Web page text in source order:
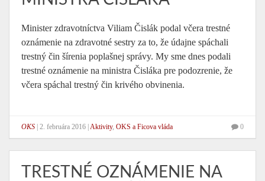
Minister zdravotníctva Viliam Čislák podal včera trestné
oznámenie na zdravotné sestry za to, že údajne spáchali
trestný čin šírenia poplašnej správy. My sme dnes podali
trestné oznámenie na ministra Čisláka pre podozrenie, že
včera spáchal trestný čin krivého obvinenia.
OKS 2. februára 2016 Aktivity, OKS a Ficova vláda 0
TRESTNÉ OZNÁMENIE NA